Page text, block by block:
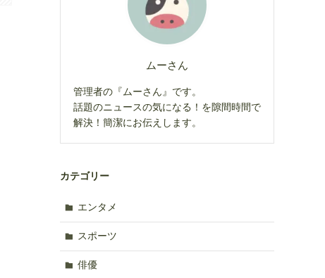
ムーさん
管理者の『ムーさん』です。
話題のニュースの気になる！を隙間時間で
解決！簡潔にお伝えします。
カテゴリー
エンタメ
スポーツ
俳優